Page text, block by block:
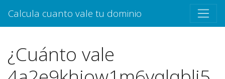
Calcula cuanto vale tu dominio
¿Cuánto vale